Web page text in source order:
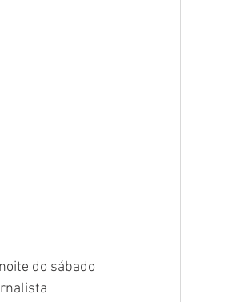
do sábado